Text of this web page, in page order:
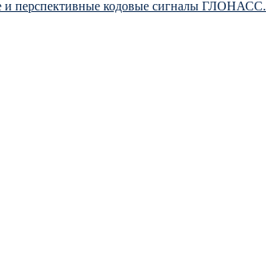
и перспективные кодовые сигналы ГЛОНАСС.